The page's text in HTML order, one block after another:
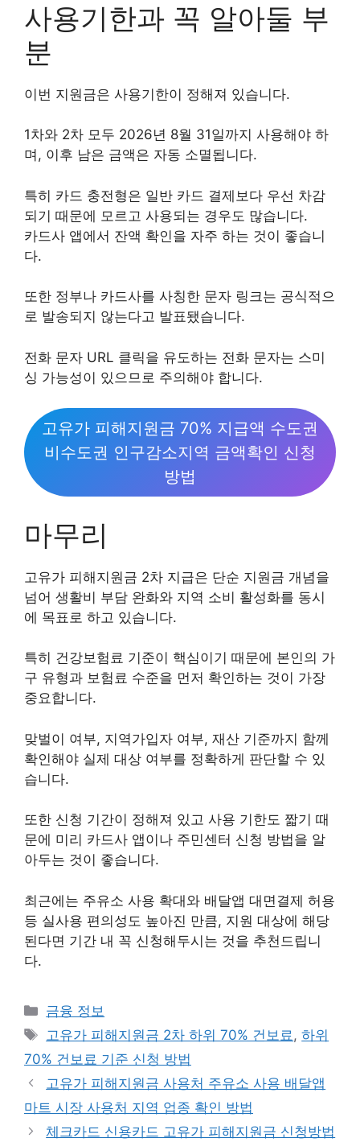
사용기한과 꼭 알아둘 부
분
이번 지원금은 사용기한이 정해져 있습니다.
1차와 2차 모두 2026년 8월 31일까지 사용해야 하
며, 이후 남은 금액은 자동 소멸됩니다.
특히 카드 충전형은 일반 카드 결제보다 우선 차감
되기 때문에 모르고 사용되는 경우도 많습니다.
카드사 앱에서 잔액 확인을 자주 하는 것이 좋습니
다.
또한 정부나 카드사를 사칭한 문자 링크는 공식적으
로 발송되지 않는다고 발표됐습니다.
전화 문자 URL 클릭을 유도하는 전화 문자는 스미
싱 가능성이 있으므로 주의해야 합니다.
고유가 피해지원금 70% 지급액 수도권
비수도권 인구감소지역 금액확인 신청
방법
마무리
고유가 피해지원금 2차 지급은 단순 지원금 개념을
넘어 생활비 부담 완화와 지역 소비 활성화를 동시
에 목표로 하고 있습니다.
특히 건강보험료 기준이 핵심이기 때문에 본인의 가
구 유형과 보험료 수준을 먼저 확인하는 것이 가장
중요합니다.
맞벌이 여부, 지역가입자 여부, 재산 기준까지 함께
확인해야 실제 대상 여부를 정확하게 판단할 수 있
습니다.
또한 신청 기간이 정해져 있고 사용 기한도 짧기 때
문에 미리 카드사 앱이나 주민센터 신청 방법을 알
아두는 것이 좋습니다.
최근에는 주유소 사용 확대와 배달앱 대면결제 허용
등 실사용 편의성도 높아진 만큼, 지원 대상에 해당
된다면 기간 내 꼭 신청해두시는 것을 추천드립니
다.
카
테
리
금융 정보
태
그
고유가 피해지원금 2차 하위 70% 건보료 ,하위
70% 건보료 기준 신청 방법
고유가 피해지원금 사용처 주유소 사용 배달앱
마트 시장 사용처 지역 업종 확인 방법
체크카드 신용카드 고유가 피해지원금 신청방법